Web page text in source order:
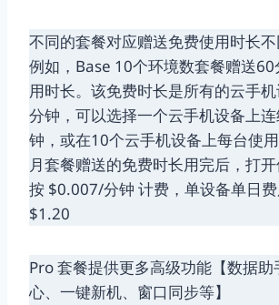
不同的套餐对应赠送免费使用时长不
例如，Base 10个环境数套餐赠送60
用时长。该免费时长是所有的云手
分钟，可以选择一个云手机设备上
钟，或在10个云手机设备上每台使
月套餐赠送的免费时长用完后，打
按 $0.007/分钟 计费，单设备单日费
$1.20
Pro 套餐提供更多高级功能【数据助
心、一键新机、窗口同步等】